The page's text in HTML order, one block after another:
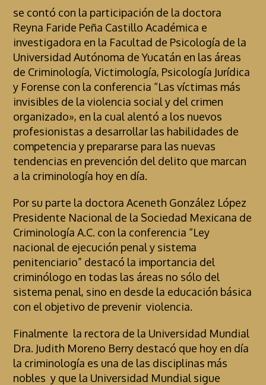
se contó con la participación de la doctora
Reyna Faride Peña Castillo Académica e
investigadora en la Facultad de Psicología de la
Universidad Autónoma de Yucatán en las áreas
de Criminología, Victimología, Psicología Jurídica
y Forense con la conferencia “Las víctimas más
invisibles de la violencia social y del crimen
organizado», en la cual alentó a los nuevos
profesionistas a desarrollar las habilidades de
competencia y prepararse para las nuevas
tendencias en prevención del delito que marcan
a la criminología hoy en día.
Por su parte la doctora Aceneth González López
Presidente Nacional de la Sociedad Mexicana de
Criminología A.C. con la conferencia “Ley
nacional de ejecución penal y sistema
penitenciario” destacó la importancia del
criminólogo en todas las áreas no sólo del
sistema penal, sino en desde la educación básica
con el objetivo de prevenir violencia.
Finalmente la rectora de la Universidad Mundial
Dra. Judith Moreno Berry destacó que hoy en día
la criminología es una de las disciplinas más
nobles y que la Universidad Mundial sigue